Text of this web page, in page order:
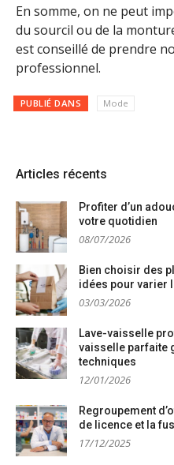
En somme, on ne peut
du sourcil ou de la
est conseillé de prendre
professionnel.
PUBLIÉ DANS Mode
Articles récents
Profiter d’un
votre quotidien
08/07/2026
Bien choisir des
idées pour varier
03/03/2026
Lave-vaisselle
vaisselle parfaite
techniques
12/01/2026
Regroupement
de licence et la
17/12/2025